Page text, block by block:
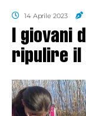
14 Aprile 2023
I giovani
ripulire il